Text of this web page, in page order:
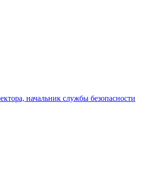
начальник службы безопасности